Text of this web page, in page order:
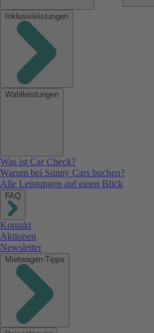
Inklusivleistungen
Wahlleistungen
Was ist Car Check?
Warum bei Sunny Cars buchen?
Alle Leistungen auf einen Blick
FAQ
Kontakt
Aktionen
Newsletter
Mietwagen-Tipps